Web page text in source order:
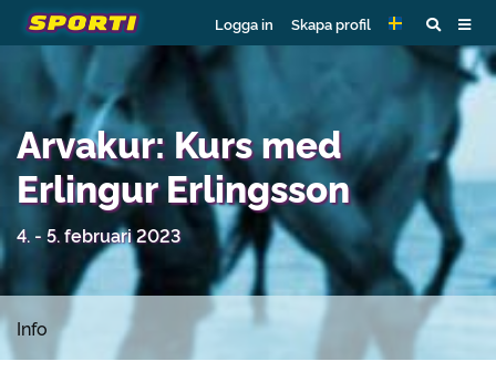
Logga in Skapa profil
Arvakur: Kurs med
Erlingur Erlingsson
4. - 5. februari 2023
Info